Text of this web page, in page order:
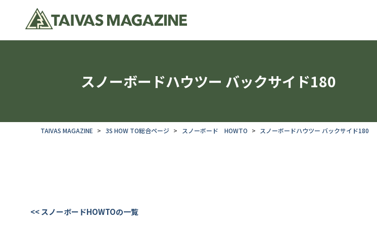
スノーボードハウツー バックサイド180
TAIVAS MAGAZINE 3S HOW TO総合ページ スノーボード HOWTO スノーボードハウツー バックサイド180
<< スノーボードHOWTOの一覧